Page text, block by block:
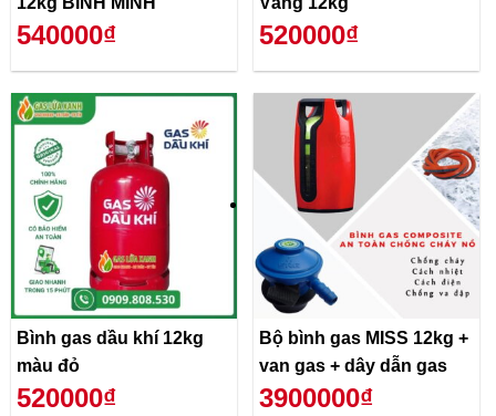
540000₫ 520000₫
Bình gas dầu khí 12kg
màu đỏ
520000₫
Bộ bình gas MISS 12kg +
van gas + dây dẫn gas
3900000₫